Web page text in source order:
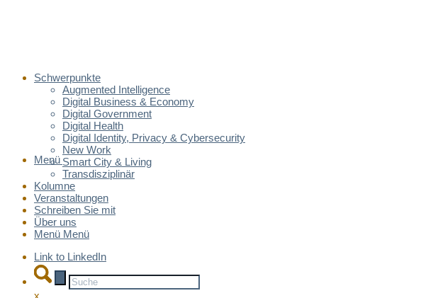
Menü Menü
Schwerpunkte
Augmented Intelligence
Digital Business & Economy
Digital Government
Digital Health
Digital Identity, Privacy & Cybersecurity
New Work
Smart City & Living
Transdisziplinär
Kolumne
Veranstaltungen
Schreiben Sie mit
Über uns
Menü Menü
Link to LinkedIn
x